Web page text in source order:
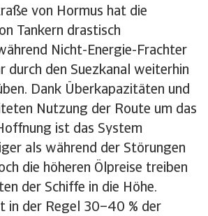
von Hormus hat die
Tankern drastisch
Nicht-Energie-Frachter
durch den Suezkanal weiterhin
Dank Überkapazitäten und
Nutzung der Route um das
ist das System
als während der Störungen
die höheren Ölpreise treiben
der Schiffe in die Höhe.
in der Regel 30–40 % der